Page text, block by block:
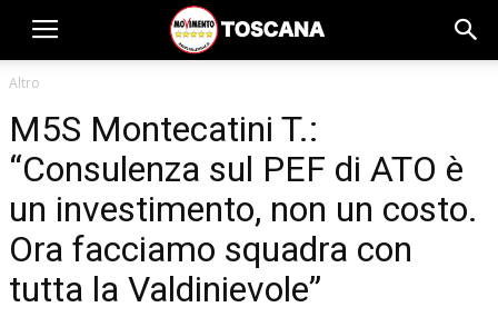
Altro
M5S Montecatini T.:
“Consulenza sul PEF di ATO è
un investimento, non un costo.
Ora facciamo squadra con
tutta la Valdinievole”